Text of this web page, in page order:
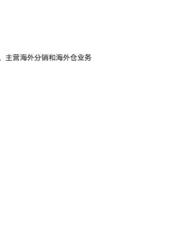
外分销和海外仓业务